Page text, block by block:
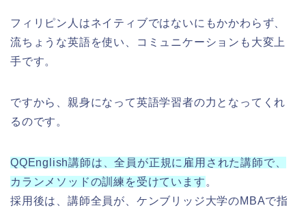
フィリピン人はネイティブではないにもかかわらず、
流ちょうな英語を使い、コミュニケーションも大変上
手です。
ですから、親身になって英語学習者の力となってくれ
るのです。
QQEnglish講師は、全員が正規に雇用された講師で、
カランメソッドの訓練を受けています 。
採用後は、講師全員が、ケンブリッジ大学のMBAで指